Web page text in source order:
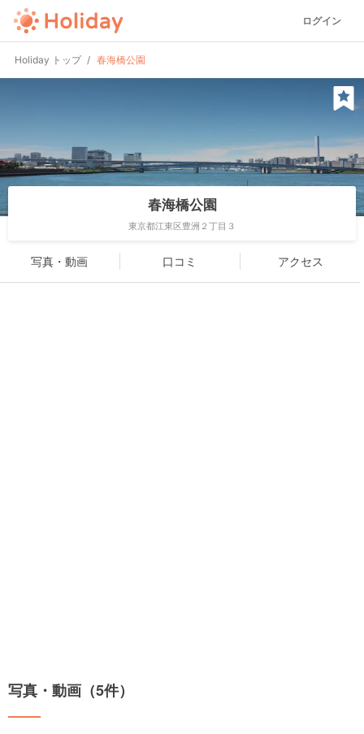
ログイン
Holiday トップ 春海橋公園
春海橋公園
東京都江東区豊洲２丁目３
写真・動画 口コミ アクセス
写真・動画（5件）